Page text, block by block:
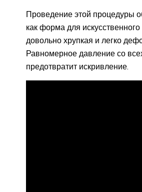
Проведение этой процедуры
как форма для
довольно хрупкая и легко
Равномерное давление со
предотвратит искривление.